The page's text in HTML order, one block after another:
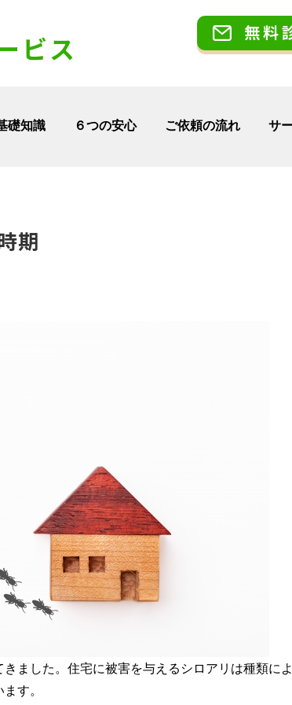
ビス
無料
礎知識 ６つの安心 ご依頼の流れ サ
期
ました。住宅に被害を与えるシロアリは種類に
す。